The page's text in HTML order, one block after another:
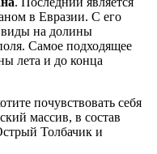
в Евразии. С его
на долины
Самое подходящее
лета и до конца
почувствовать себя
массив, в состав
Толбачик и